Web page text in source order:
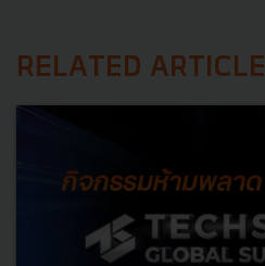
RELATED ARTICLE